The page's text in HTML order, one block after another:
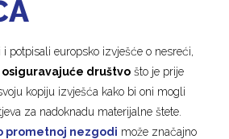
potpisali europsko izvješće o nesreći,
društvo što je prije
kopiju izvješća kako bi oni mogli
za nadoknadu materijalne štete.
prometnoj nezgodi može značajno